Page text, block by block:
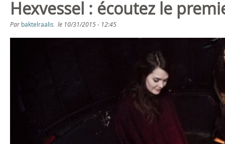
Hexvessel : écoutez le
Par baktelraalis le 10/31/2015 - 12:45